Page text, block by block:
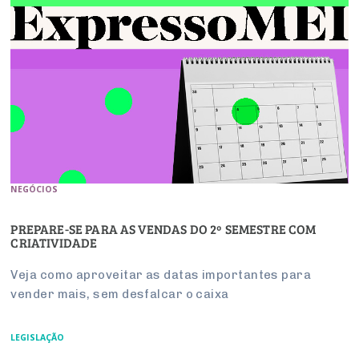
NEGÓCIOS
PREPARE-SE PARA AS VENDAS DO 2º SEMESTRE COM
CRIATIVIDADE
Veja como aproveitar as datas importantes para
vender mais, sem desfalcar o caixa
LEGISLAÇÃO